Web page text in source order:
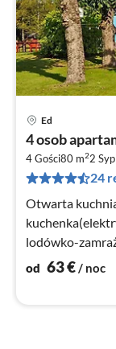
Ed
4 osob
4 Gości80 m22
24
Otwarta
lodówko-
salon/
od 63€/ noc